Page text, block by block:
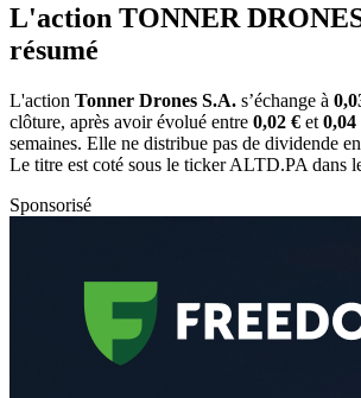
L'action TONNER
résumé
L'action Tonner Drones S.A. s’échange à
clôture, après avoir évolué entre 0,02 € et 0,04
semaines. Elle ne distribue pas de dividende
Le titre est coté sous le tickerALTD.PA dans
Sponsorisé